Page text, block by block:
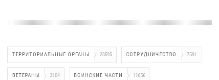
ТЕРРИТОРИАЛЬНЫЕ ОРГАНЫ 28595 СОТРУДНИЧЕСТВО 7591
ВЕТЕРАНЫ 3104 ВОИНСКИЕ ЧАСТИ 11656